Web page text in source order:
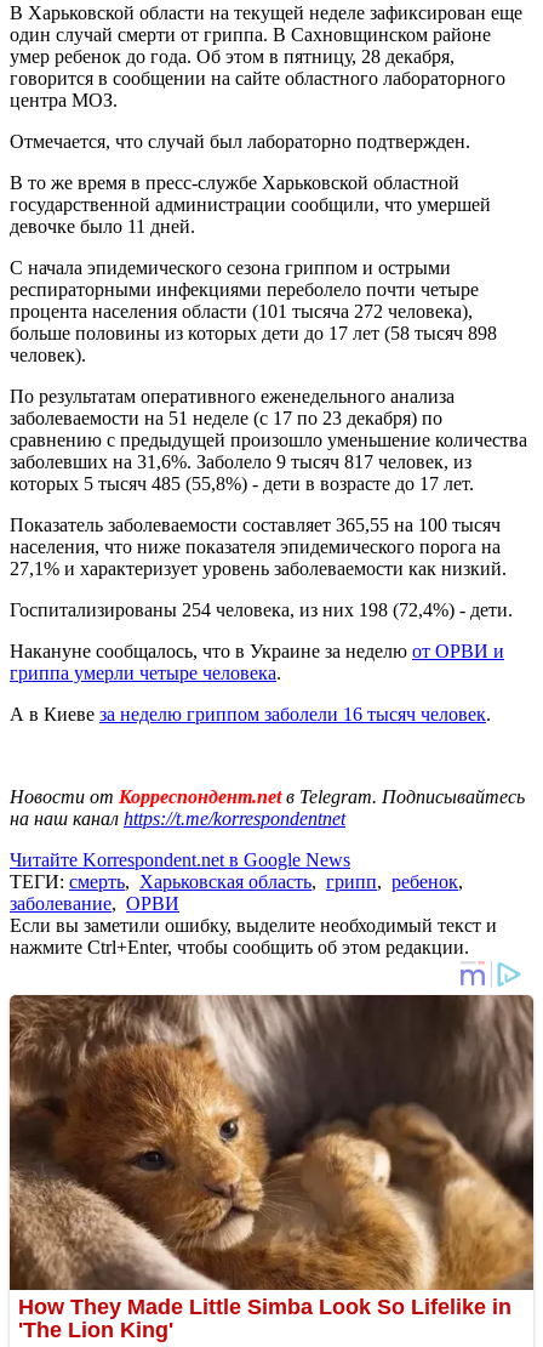
В Харьковской области на текущей неделе зафиксирован еще
один случай смерти от гриппа. В Сахновщинском районе
умер ребенок до года. Об этом в пятницу, 28 декабря,
говорится в сообщении на сайте областного лабораторного
центра МОЗ.
Отмечается, что случай был лабораторно подтвержден.
В то же время в пресс-службе Харьковской областной
государственной администрации сообщили, что умершей
девочке было 11 дней.
С начала эпидемического сезона гриппом и острыми
респираторными инфекциями переболело почти четыре
процента населения области (101 тысяча 272 человека),
больше половины из которых дети до 17 лет (58 тысяч 898
человек).
По результатам оперативного еженедельного анализа
заболеваемости на 51 неделе (с 17 по 23 декабря) по
сравнению с предыдущей произошло уменьшение количества
заболевших на 31,6%. Заболело 9 тысяч 817 человек, из
которых 5 тысяч 485 (55,8%) - дети в возрасте до 17 лет.
Показатель заболеваемости составляет 365,55 на 100 тысяч
населения, что ниже показателя эпидемического порога на
27,1% и характеризует уровень заболеваемости как низкий.
Госпитализированы 254 человека, из них 198 (72,4%) - дети.
Накануне сообщалось, что в Украине за неделю от ОРВИ и
гриппа умерли четыре человека.
А в Киеве за неделю гриппом заболели 16 тысяч человек.
Новости от Корреспондент.netв Telegram. Подписывайтесь
на наш канал https://t.me/korrespondentnet
Читайте Korrespondent.net в Google News
ТЕГИ: смерть, Харьковская область, грипп, ребенок,
заболевание, ОРВИ
Если вы заметили ошибку, выделите необходимый текст и
нажмите Ctrl+Enter, чтобы сообщить об этом редакции.